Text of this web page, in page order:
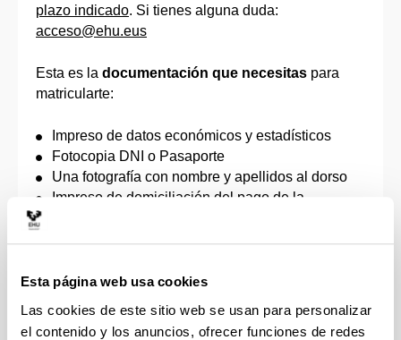
Esta página web usa cookies
Las cookies de este sitio web se usan para personalizar
el contenido y los anuncios, ofrecer funciones de redes
plazo indicado. Si tienes alguna duda:
acceso@ehu.eus
Esta es la documentación que necesitas para
matricularte:
Impreso de datos económicos y estadísticos
Fotocopia DNI o Pasaporte
Una fotografía con nombre y apellidos al dorso
Impreso de domiciliación del pago de la
matrícula, de acuerdo con la correspondiente
se fijan los precios a satisfacer por la prestación